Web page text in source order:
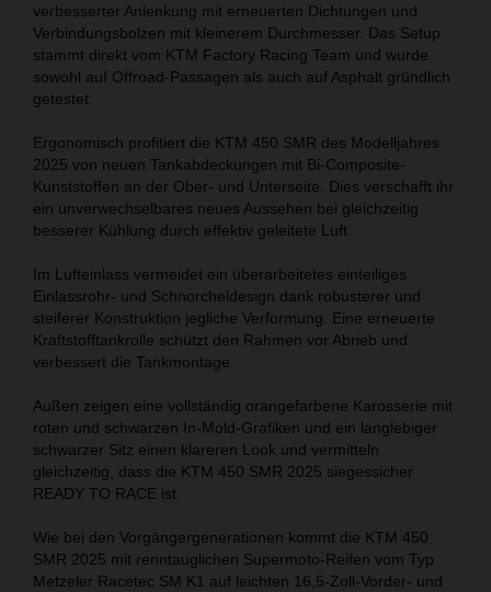
verbesserter Anlenkung mit erneuerten Dichtungen und
Verbindungsbolzen mit kleinerem Durchmesser. Das Setup
stammt direkt vom KTM Factory Racing Team und wurde
sowohl auf Offroad-Passagen als auch auf Asphalt gründlich
getestet.
Ergonomisch profitiert die KTM 450 SMR des Modelljahres
2025 von neuen Tankabdeckungen mit Bi-Composite-
Kunststoffen an der Ober- und Unterseite. Dies verschafft ihr
ein unverwechselbares neues Aussehen bei gleichzeitig
besserer Kühlung durch effektiv geleitete Luft.
Im Lufteinlass vermeidet ein überarbeitetes einteiliges
Einlassrohr- und Schnorcheldesign dank robusterer und
steiferer Konstruktion jegliche Verformung. Eine erneuerte
Kraftstofftankrolle schützt den Rahmen vor Abrieb und
verbessert die Tankmontage.
Außen zeigen eine vollständig orangefarbene Karosserie mit
roten und schwarzen In-Mold-Grafiken und ein langlebiger
schwarzer Sitz einen klareren Look und vermitteln
gleichzeitig, dass die KTM 450 SMR 2025 siegessicher
READY TO RACE ist.
Wie bei den Vorgängergenerationen kommt die KTM 450
SMR 2025 mit renntauglichen Supermoto-Reifen vom Typ
Metzeler Racetec SM K1 auf leichten 16,5-Zoll-Vorder- und